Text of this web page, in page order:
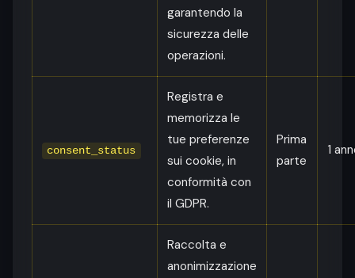
garantendo la
sicurezza delle
operazioni.
consent_status
Registra e
memorizza le
tue preferenze
sui cookie, in
conformità con
il GDPR.
Prima
parte
1
Raccolta e
anonimizzazione